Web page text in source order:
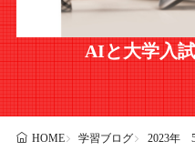
AIと大学入
HOME 学習ブログ 2023年